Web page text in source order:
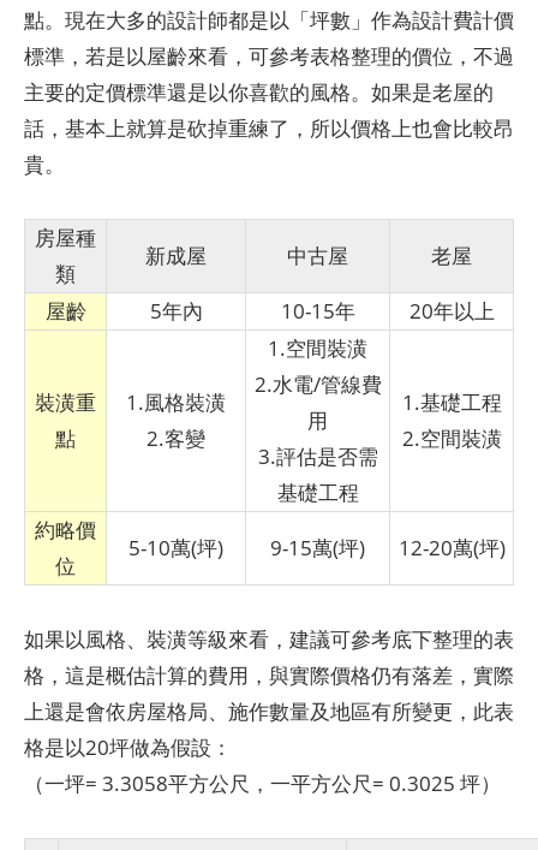
點。現在大多的設計師都是以「坪數」作為設計費計價
標準，若是以屋齡來看，可參考表格整理的價位，不過
主要的定價標準還是以你喜歡的風格。如果是老屋的
話，基本上就算是砍掉重練了，所以價格上也會比較昂
貴。
房屋種
類
新成屋 中古屋
老屋
屋齡
5年內 10-15年 20年以上
裝潢重
點
1.風格裝潢
2.客變
1.空間裝潢
2.水電/管線費
用
3.評估是否需
基礎工程
1.基礎工程
2.空間裝潢
約略價
位
5-10萬(坪) 9-15萬(坪) 12-20萬(坪)
如果以風格、裝潢等級來看，建議可參考底下整理的表
格，這是概估計算的費用，與實際價格仍有落差，實際
上還是會依房屋格局、施作數量及地區有所變更，此表
格是以20坪做為假設：
（一坪= 3.3058平方公尺，一平方公尺= 0.3025 坪）